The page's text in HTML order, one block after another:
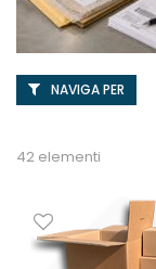
42 elementi
NAVIGA PER